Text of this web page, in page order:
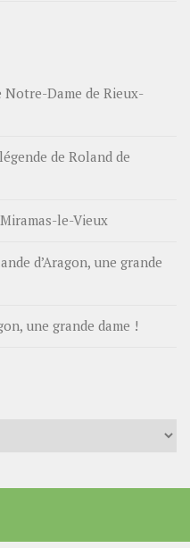
Notre-Dame de Rieux-
de Roland de
le-Vieux
d’Aragon, une grande
une grande dame !